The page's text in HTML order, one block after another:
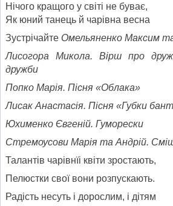
Нічого кращого у світі не буває,
Як юний танець й чарівна весна
Зустрічайте Омельяненко Максим
Лисогора Микола. Вірш про
дружби
Попко Марія. Пісня «Облака»
Лисак Анастасія. Пісня «Губки
Юхименко Євгеній. Гуморески
Стремоусови Марія та Андрій.
Талантів чарівнїі квіти зростають,
Пелюстки свої вони розпускають.
Радість несуть і дорослим, і дітям